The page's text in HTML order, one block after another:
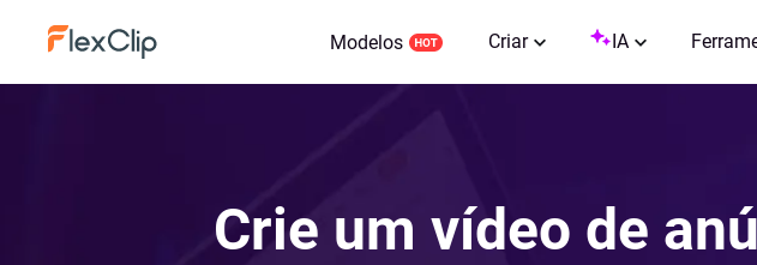
Modelos Criar IA
Crie um vídeo de